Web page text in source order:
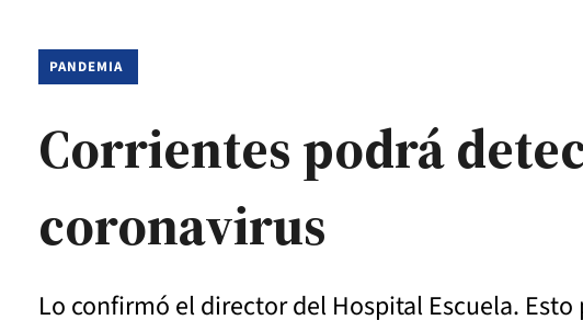
PANDEMIA
Corrientes podrá
coronavirus
Lo confirmó el director del Hospital Escuela.